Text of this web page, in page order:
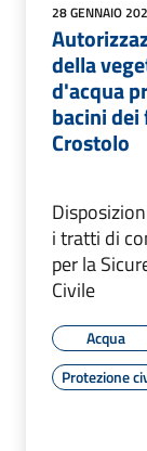
28 GENNAIO
della
d'acqua
bacini dei
Crostolo
i tratti di
per la
Civile
Acqua
Protezione